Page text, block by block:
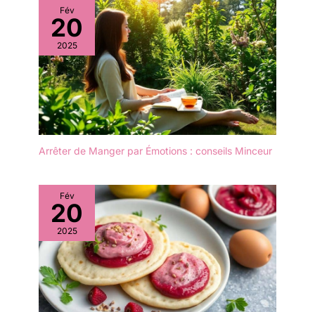
Fév
20
2025
Arrêter de Manger par Émotions : conseils Minceur
Fév
20
2025